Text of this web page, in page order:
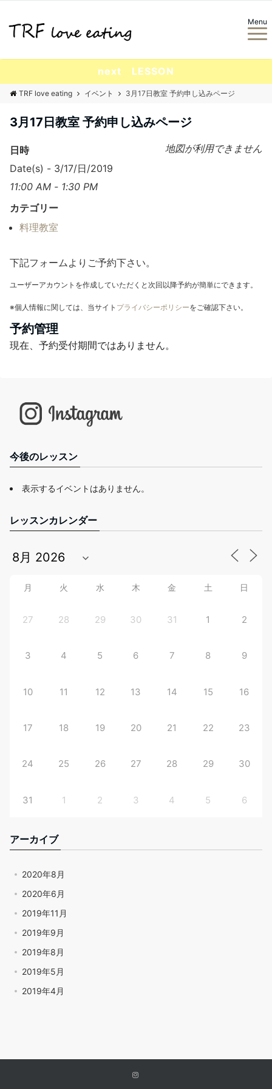
Menu
next LESSON
TRF love eating イベント 3月17日教室 予約申し込みページ
3月17日教室 予約申し込みページ
地図が利用できません
日時
Date(s) - 3/17/日/2019
11:00 AM - 1:30 PM
カテゴリー
料理教室
下記フォームよりご予約下さい。
ユーザーアカウントを作成していただくと次回以降予約が簡単にできます。
※個人情報に関しては、当サイト プライバシーポリシーをご確認下さい。
予約管理
現在、予約受付期間ではありません。
今後のレッスン
表示するイベントはありません。
レッスンカレンダー
月 火 水 木 金 土 日
27 28 29 30 31 1 2
3 4 5 6 7 8 9
10 11 12 13 14 15 16
17 18 19 20 21 22 23
24 25 26 27 28 29 30
31 1 2 3 4 5 6
アーカイブ
2020年8月
2020年6月
2019年11月
2019年9月
2019年8月
2019年5月
2019年4月